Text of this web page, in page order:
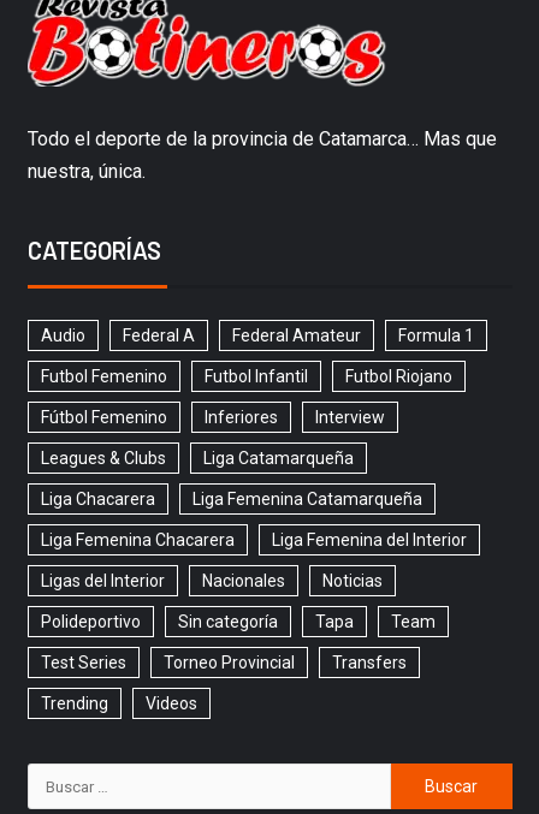
Todo el deporte de la provincia de Catamarca… Mas que
nuestra, única.
CATEGORÍAS
Audio Federal A Federal Amateur Formula 1
Futbol Femenino Futbol Infantil Futbol Riojano
Fútbol Femenino Inferiores Interview
Leagues & Clubs Liga Catamarqueña
Liga Chacarera Liga Femenina Catamarqueña
Liga Femenina Chacarera Liga Femenina del Interior
Ligas del Interior Nacionales Noticias
Polideportivo Sin categoría Tapa Team
Test Series Torneo Provincial Transfers
Trending Videos